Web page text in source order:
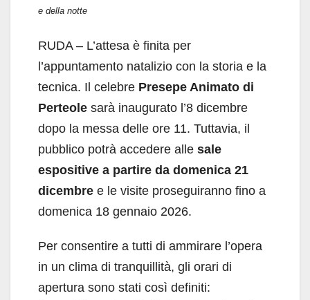
e della notte
RUDA – L’attesa è finita per
l’appuntamento natalizio con la storia e la
tecnica. Il celebre Presepe Animato di
Perteole sarà inaugurato l’8 dicembre
dopo la messa delle ore 11. Tuttavia, il
pubblico potrà accedere alle sale
espositive a partire da domenica 21
dicembre e le visite proseguiranno fino a
domenica 18 gennaio 2026.
Per consentire a tutti di ammirare l’opera
in un clima di tranquillità, gli orari di
apertura sono stati così definiti: